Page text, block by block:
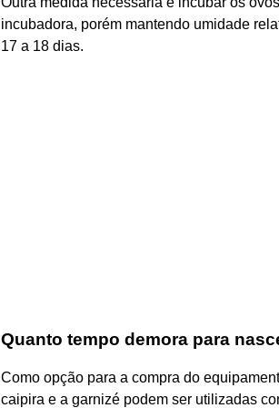
incubadora, porém mantendo umidade
17 a 18 dias.
Quanto tempo demora para
Como opção para a compra do
caipira e a garnizé podem ser utilizadas